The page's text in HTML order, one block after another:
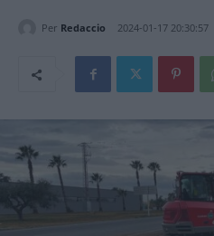
Per Redaccio 2024-01-17 20:30:57